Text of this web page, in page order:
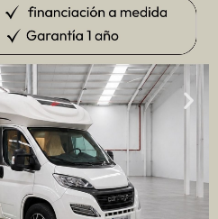
Paqui Valero
Paqui Valero, directora
comercial especialista
en caravanas,
campers y